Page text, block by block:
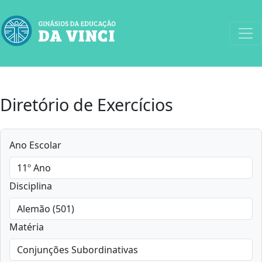
Diretório de Exercícios
Ano Escolar
Disciplina
Matéria